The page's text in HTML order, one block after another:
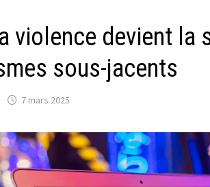
violence devient la
sous-jacents
7 mars 2025